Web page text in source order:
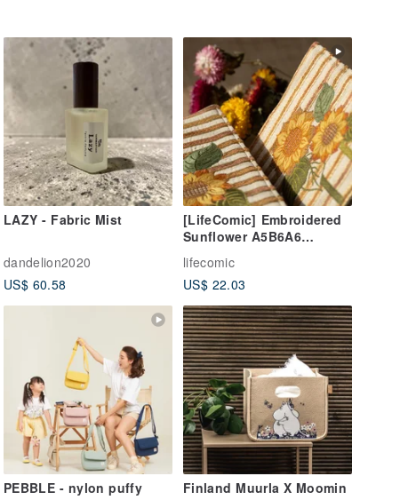
LAZY - Fabric Mist
dandelion2020
US$ 60.58
[LifeComic] Embroidered
Sunflower A5B6A6
Cover Book Clothes
lifecomic
US$ 22.03
PEBBLE - nylon puffy
Finland Muurla X Moomin